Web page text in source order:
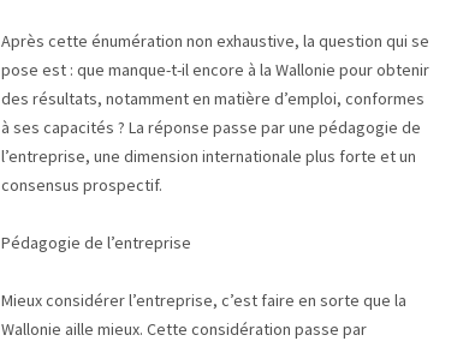
Après cette énumération non exhaustive, la question qui se
pose est : que manque-t-il encore à la Wallonie pour obtenir
des résultats, notamment en matière d’emploi, conformes
à ses capacités ? La réponse passe par une pédagogie de
l’entreprise, une dimension internationale plus forte et un
consensus prospectif.
Pédagogie de l’entreprise
Mieux considérer l’entreprise, c’est faire en sorte que la
Wallonie aille mieux. Cette considération passe par